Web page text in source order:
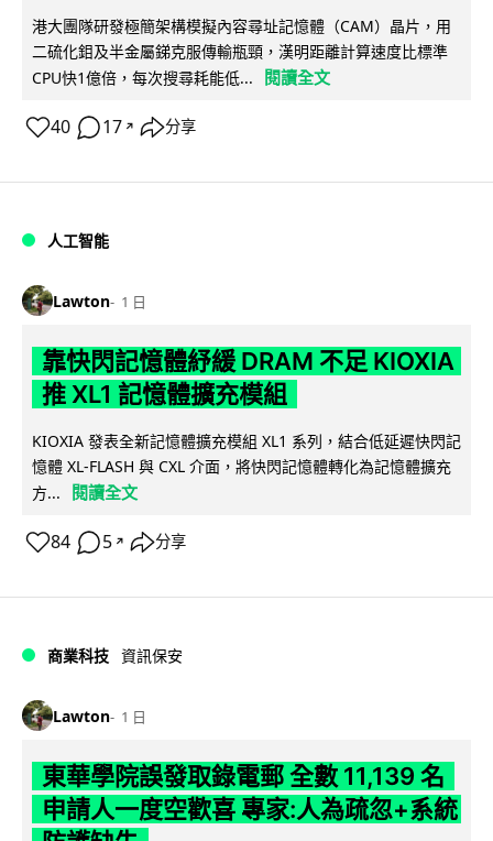
港大團隊研發極簡架構模擬內容尋址記憶體（CAM）晶片，用
二硫化鉬及半金屬銻克服傳輸瓶頸，漢明距離計算速度比標準
CPU快1億倍，每次搜尋耗能低...
閱讀全文
40 17 ↗ 分享
人工智能
Lawton 1 日
靠快閃記憶體紓緩 DRAM 不足 KIOXIA
推 XL1 記憶體擴充模組
KIOXIA 發表全新記憶體擴充模組 XL1 系列，結合低延遲快閃記
憶體 XL-FLASH 與 CXL 介面，將快閃記憶體轉化為記憶體擴充
方...
閱讀全文
84 5 ↗ 分享
商業科技 資訊保安
Lawton 1 日
東華學院誤發取錄電郵 全數 11,139 名
申請人一度空歡喜 專家:人為疏忽+系統